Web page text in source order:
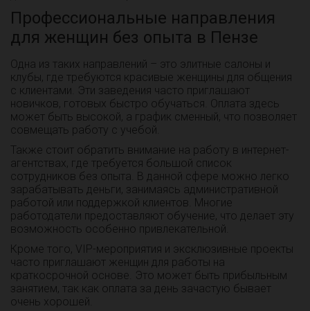
Профессиональные направления
для женщин без опыта в Пензе
Одна из таких направлений – это элитные салоны и
клубы, где требуются красивые женщины для общения
с клиентами. Эти заведения часто приглашают
новичков, готовых быстро обучаться. Оплата здесь
может быть высокой, а график сменный, что позволяет
совмещать работу с учебой.
Также стоит обратить внимание на работу в интернет-
агентствах, где требуется большой список
сотрудников без опыта. В данной сфере можно легко
зарабатывать деньги, занимаясь административной
работой или поддержкой клиентов. Многие
работодатели предоставляют обучение, что делает эту
возможность особенно привлекательной.
Кроме того, VIP-мероприятия и эксклюзивные проекты
часто приглашают женщин для работы на
краткосрочной основе. Это может быть прибыльным
занятием, так как оплата за день зачастую бывает
очень хорошей.